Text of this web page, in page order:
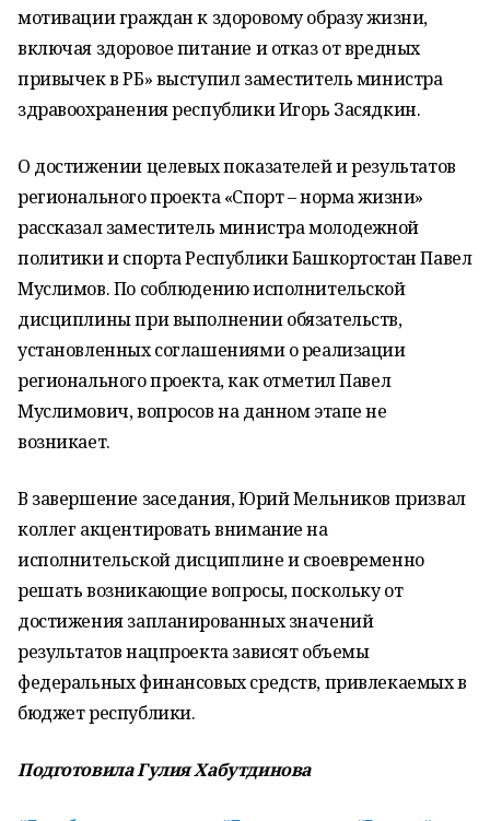
мотивации граждан к здоровому образу жизни,
включая здоровое питание и отказ от вредных
привычек в РБ» выступил заместитель министра
здравоохранения республики Игорь Засядкин.
О достижении целевых показателей и результатов
регионального проекта «Спорт – норма жизни»
рассказал заместитель министра молодежной
политики и спорта Республики Башкортостан Павел
Муслимов. По соблюдению исполнительской
дисциплины при выполнении обязательств,
установленных соглашениями о реализации
регионального проекта, как отметил Павел
Муслимович, вопросов на данном этапе не
возникает.
В завершение заседания, Юрий Мельников призвал
коллег акцентировать внимание на
исполнительской дисциплине и своевременно
решать возникающие вопросы, поскольку от
достижения запланированных значений
результатов нацпроекта зависят объемы
федеральных финансовых средств, привлекаемых в
бюджет республики.
Подготовила Гулия Хабутдинова